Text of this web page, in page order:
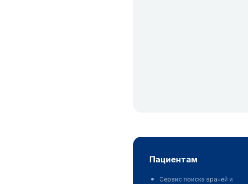
пациентам
Сервис поиска врачей и